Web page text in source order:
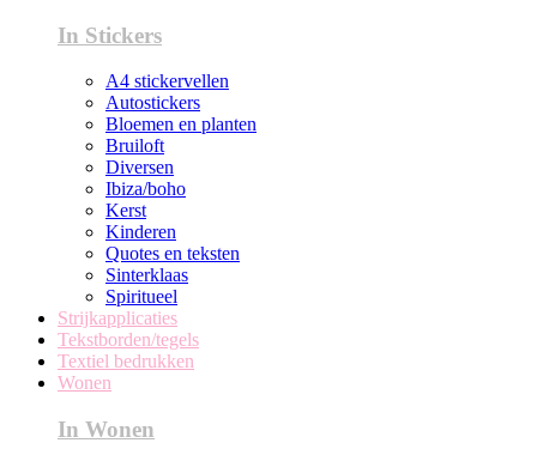
In Stickers
A4 stickervellen
Autostickers
Bloemen en planten
Bruiloft
Diversen
Ibiza/boho
Kerst
Kinderen
Quotes en teksten
Sinterklaas
Spiritueel
Strijkapplicaties
Tekstborden/tegels
Textiel bedrukken
Wonen
In Wonen